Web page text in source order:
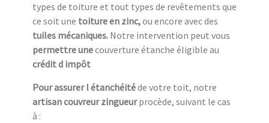
types de toiture et tout types de revêtements que
ce soit une toiture en zinc,ou encore avec des
tuiles mécaniques. Notre intervention peut vous
permettre unecouverture étanche éligible au
crédit d impôt
Pour assurer l étanchéitéde votre toit, notre
artisan couvreur zingueurprocède, suivant le cas
à :